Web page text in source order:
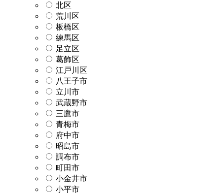
北区
荒川区
板橋区
練馬区
足立区
葛飾区
江戸川区
八王子市
立川市
武蔵野市
三鷹市
青梅市
府中市
昭島市
調布市
町田市
小金井市
小平市